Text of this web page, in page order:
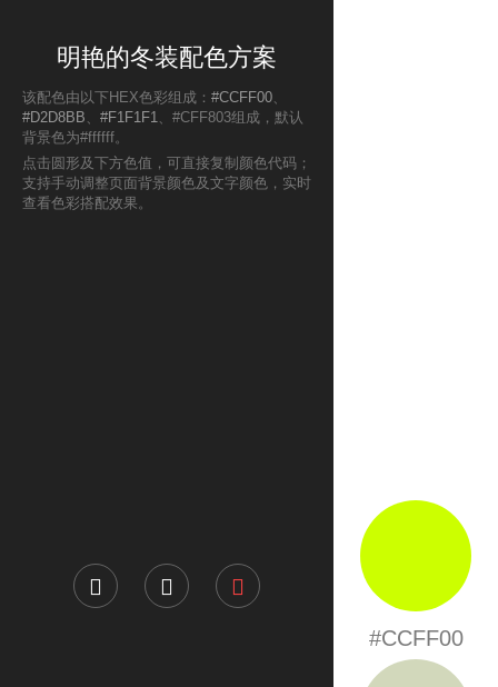
明艳的冬装配色方案
该配色由以下HEX色彩组成： #CCFF00、
#D2D8BB 、 #F1F1F1、#CFF803组成，默认
背景色为#ffffff。
点击圆形及下方色值，可直接复制颜色代码；
支持手动调整页面背景颜色及文字颜色，实时
查看色彩搭配效果。
#CCFF00